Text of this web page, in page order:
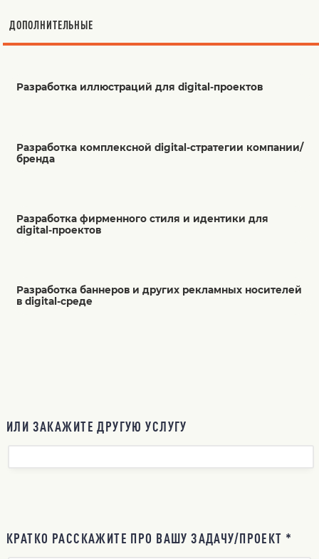
ДОПОЛНИТЕЛЬНЫЕ
Разработка иллюстраций для digital-проектов
Разработка комплексной digital-стратегии компании/
бренда
Разработка фирменного стиля и идентики для
digital-проектов
Разработка баннеров и других рекламных носителей
в digital-среде
ИЛИ ЗАКАЖИТЕ ДРУГУЮ УСЛУГУ
КРАТКО РАССКАЖИТЕ ПРО ВАШУ ЗАДАЧУ/ПРОЕКТ *